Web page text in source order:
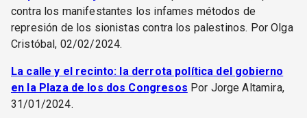
contra los manifestantes los infames métodos de
represión de los sionistas contra los palestinos. Por Olga
Cristóbal, 02/02/2024.
La calle y el recinto: la derrota política del gobierno
en la Plaza de los dos Congresos Por Jorge Altamira,
31/01/2024.